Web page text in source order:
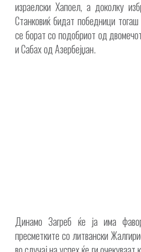
израелски Хапоел, а доколку
Станковиќ бидат победници
се борат со подобриот од
и Сабах од Азербејџан.
Динамо Загреб ќе ја има
пресметките со литвански